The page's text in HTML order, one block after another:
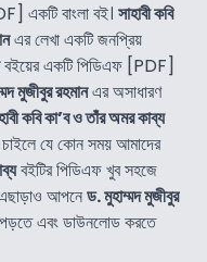
একটি বাংলা বই। সাহাবী কবি
এর লেখা একটি জনপ্রিয়
বইয়ের একটি পিডিএফ [PDF]
মুজীবুর রহমানএর অসাধারণ
কবি কা’ব ও তাঁর অমর কাব্য
চাইলে যে কোন সময় আমাদের
বইটির পিডিএফ খুব সহজে
আপনেড. মুহাম্মদ মুজীবুর
এবং ডাউনলোড করতে